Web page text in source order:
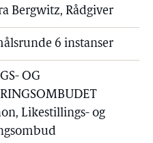
Bergwitz, Rådgiver
6 instanser
OG
Likestillings- og